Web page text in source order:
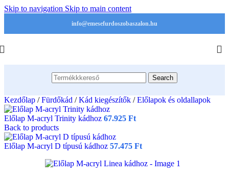
Skip to navigation Skip to main content
info@emesefurdoszobaszalon.hu
Search
Kezdőlap / Fürdőkád / Kád kiegészítők / Előlapok és oldallapok
Előlap M-acryl Trinity kádhoz 67.925 Ft
Back to products
Előlap M-acryl D típusú kádhoz 57.475 Ft